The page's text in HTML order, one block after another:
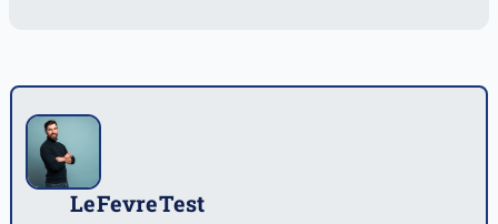
AuteurLeFevreTest